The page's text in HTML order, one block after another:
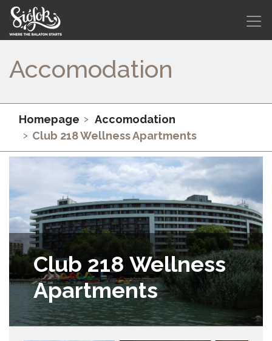
Accomodation
Homepage
Accomodation
Club 218 Wellness Apartments
Club 218 Wellness
Apartments